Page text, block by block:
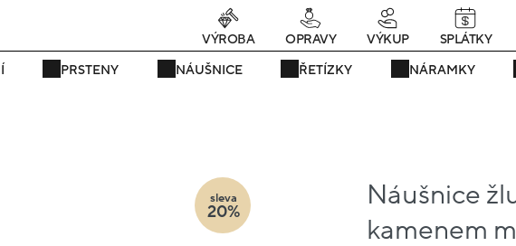
Právě teď! - 20 % na vše! Kód: SRPEN20 25 dní : 19h : 34m : 33s
PRSTENY NÁUŠNICE ŘETÍZKY NÁRAMKY
VÝROBA OPRAVY VÝKUP SPLÁTKY
Náušnice
kamenem
sleva
20%